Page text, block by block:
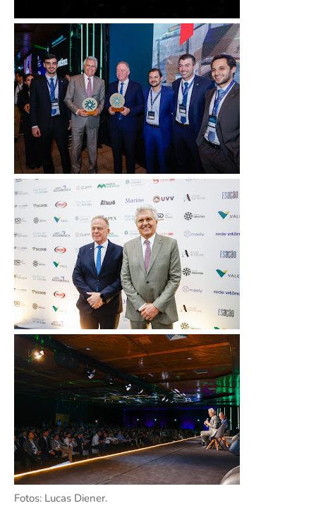
Fotos: Lucas Diener.